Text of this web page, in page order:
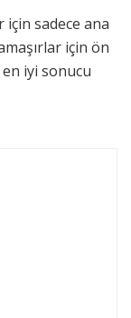
sadece ana
için ön
iyi sonucu